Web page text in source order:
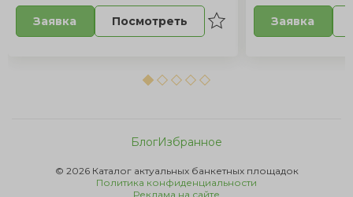
Заявка Посмотреть Заявка
© 2026 Каталог актуальных банкетных площадок
Политика конфиденциальности
Реклама на сайте
БлогИзбранное